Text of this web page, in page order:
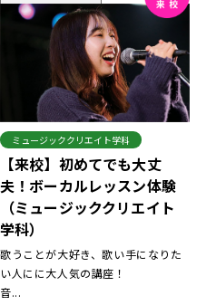
ミュージッククリエイト学科
【来校】初めてでも大丈
夫！ボーカルレッスン体験
（ミュージッククリエイト
学科）
歌うことが大好き、歌い手になりた
い人にに大人気の講座！
音...